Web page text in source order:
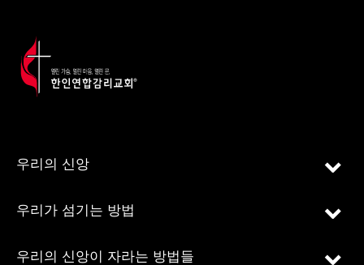
우리의 신앙
우리가 섬기는 방법
우리의 신앙이 자라는 방법들